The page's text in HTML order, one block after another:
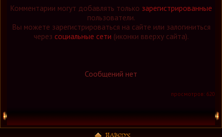
Комментарии могут добавлять только зарегистрированные
пользователи.
Вы можете зарегистрироваться на сайте или залогиниться
через социальные сети (иконки вверху сайта).
Сообщений нет
просмотров: 620